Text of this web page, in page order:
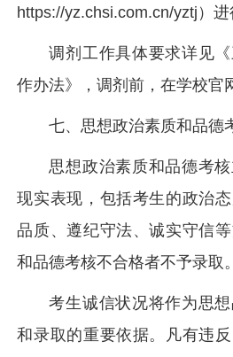
https://yz.chsi.com.cn/yztj）进
调剂工作具体要求详见
作办法》，调剂前，在学校官
七、思想政治素质和品德
思想政治素质和品德考
现实表现，包括考生的政治
品质、遵纪守法、诚实守信
和品德考核不合格者不予录取。
考生诚信状况将作为思
和录取的重要依据。凡有违反